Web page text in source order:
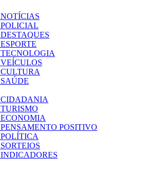
NOTÍCIAS
POLICIAL
DESTAQUES
ESPORTE
TECNOLOGIA
VEÍCULOS
CULTURA
SAÚDE
CIDADANIA
TURISMO
ECONOMIA
PENSAMENTO POSITIVO
POLÍTICA
SORTEIOS
INDICADORES